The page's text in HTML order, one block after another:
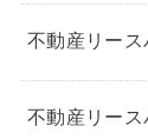
不動産リー
不動産リー